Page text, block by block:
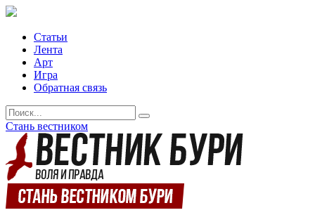
Статьи
Лента
Арт
Игра
Обратная связь
Стань вестником